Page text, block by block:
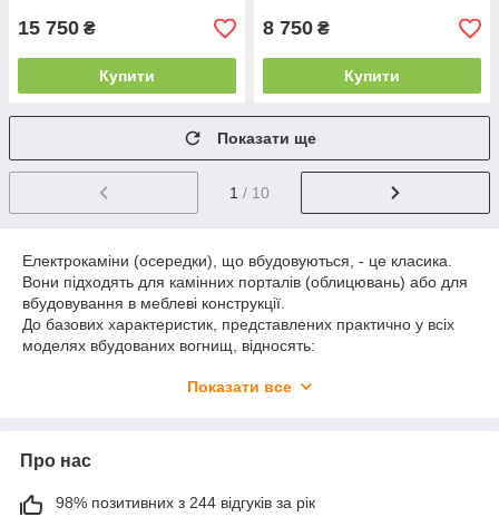
15 750 ₴
Купити
8 750 ₴
Купити
Показати ще
1 / 10
Електрокаміни (осередки), що вбудовуються, - це класика.
Вони підходять для камінних порталів (облицювань) або для
вбудовування в меблеві конструкції.
До базових характеристик, представлених практично у всіх
моделях вбудованих вогнищ, відносять:
Пульт дистанційного керування для керування полум'ям та
при дотику і зникає через кілька секунд.
Різнокольорове полум'я.
Регульоване підсвічування.
Показати все
Про нас
98% позитивних з 244 відгуків за рік